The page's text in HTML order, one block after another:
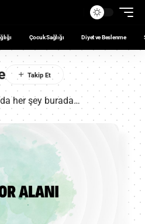
Çocuk Sağlığı Diyet ve Beslenme
her şey burada…